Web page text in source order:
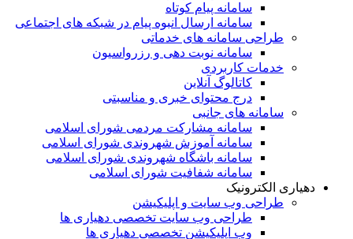
سامانه پیام کوتاه
سامانه ارسال انبوه پیام در شبکه های اجتماعی
طراحی سامانه های خدماتی
سامانه نوبت دهی و رزرواسیون
خدمات کاربردی
کاتالوگ آنلاین
درج محتوای خبری و مناسبتی
سامانه های جانبی
سامانه مشارکت مردمی شورای اسلامی
سامانه آموزش شهروندی شورای اسلامی
سامانه باشگاه شهروندی شورای اسلامی
سامانه شفافیت شورای اسلامی
دهیاری الکترونیک
طراحی وب سایت و اپلیکیشن
طراحی وب سایت تخصصی دهیاری ها
وب اپلیکیشن تخصصی دهیاری ها